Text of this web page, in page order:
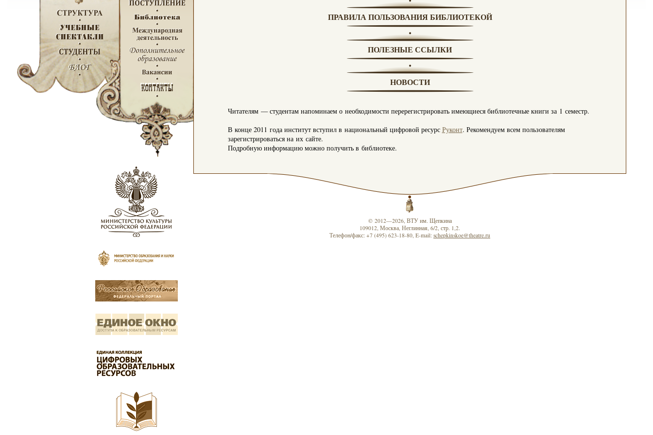
ПРАВИЛА ПОЛЬЗОВАНИЯ БИБЛИОТЕКОЙ
ПОЛЕЗНЫЕ ССЫЛКИ
НОВОСТИ
Читателям — студентам напоминаем о необходимости перерегистрировать имеющиеся библиотечные книги за 1 семестр.
В конце 2011 года институт вступил в национальный цифровой ресурс Руконт. Рекомендуем всем пользователям
зарегистрироваться на их сайте.
Подробную информацию можно получить в библиотеке.
© 2012—2026, ВТУ им. Щепкина
109012, Москва, Неглинная, 6/2, стр. 1,2.
Телефон/факс: +7 (495) 623-18-80, E-mail: schepkinskoe@theatre.ru